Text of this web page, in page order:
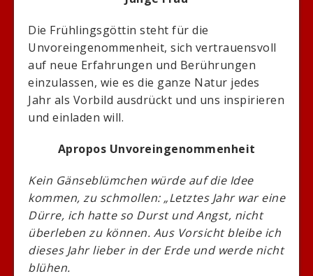
Die Frühlingsgöttin steht für die
Unvoreingenommenheit, sich vertrauensvoll
auf neue Erfahrungen und Berührungen
einzulassen, wie es die ganze Natur jedes
Jahr als Vorbild ausdrückt und uns inspirieren
und einladen will.
Apropos Unvoreingenommenheit
Kein Gänseblümchen würde auf die Idee
kommen, zu schmollen: „Letztes Jahr war eine
Dürre, ich hatte so Durst und Angst, nicht
überleben zu können. Aus Vorsicht bleibe ich
dieses Jahr lieber in der Erde und werde nicht
blühen.